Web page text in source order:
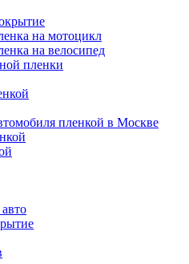
на мотоцикл
на велосипед
пленки
пленкой в Москве